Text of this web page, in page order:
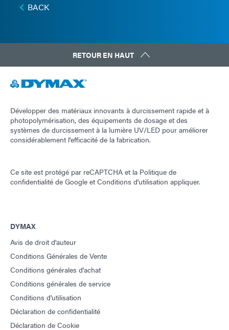
BACK
RETOUR EN HAUT
Développer des matériaux innovants à durcissement rapide et à
photopolymérisation, des équipements de dosage et des
systèmes de durcissement à la lumière UV/LED pour améliorer
considérablement l'efficacité de la fabrication.
Ce site est protégé par reCAPTCHA et la Politique de
confidentialité de Google etConditions d'utilisation appliquer.
DYMAX
Avis de droit d'auteur
Conditions Générales de Vente
Conditions générales d'achat
Conditions générales de service
Conditions d'utilisation
Déclaration de confidentialité
Déclaration de Cookie